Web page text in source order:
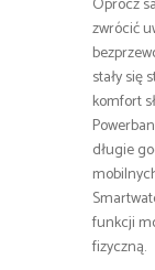
zwrócić
stały się
komfort
długie
funkcji
fizyczną.